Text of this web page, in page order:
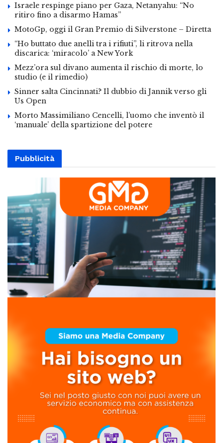
Israele respinge piano per Gaza, Netanyahu: “No
ritiro fino a disarmo Hamas”
MotoGp, oggi il Gran Premio di Silverstone – Diretta
“Ho buttato due anelli tra i rifiuti”, li ritrova nella
discarica: ‘miracolo’ a New York
Mezz’ora sul divano aumenta il rischio di morte, lo
studio (e il rimedio)
Sinner salta Cincinnati? Il dubbio di Jannik verso gli
Us Open
Morto Massimiliano Cencelli, l’uomo che inventò il
‘manuale’ della spartizione del potere
Pubblicità